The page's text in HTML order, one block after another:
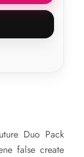
Duo Pack
false create